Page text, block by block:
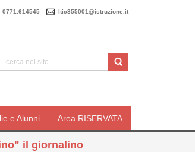
0771.614545 ltic855001@istruzione.it
e Alunni Area RISERVATA
il giornalino